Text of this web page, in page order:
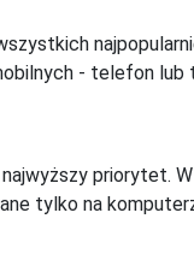
- telefon lub
priorytet.
tylko na